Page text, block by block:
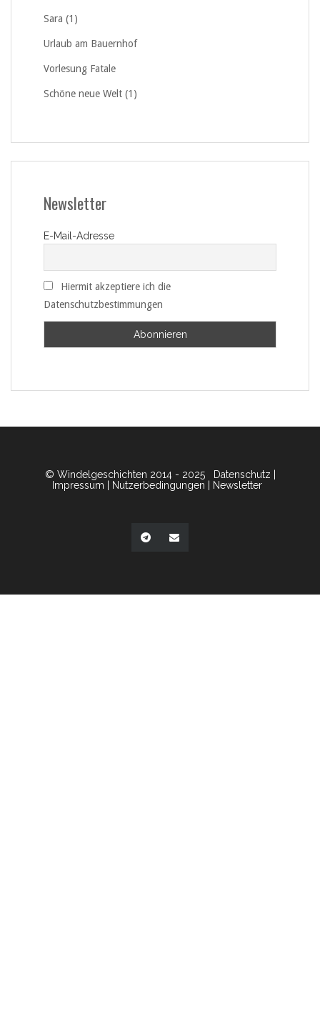
Sara (1)
Urlaub am Bauernhof
Vorlesung Fatale
Schöne neue Welt (1)
Newsletter
E-Mail-Adresse
Hiermit akzeptiere ich die
Datenschutzbestimmungen
© Windelgeschichten 2014 - 2025 Datenschutz
Impressum
Nutzerbedingungen Newsletter